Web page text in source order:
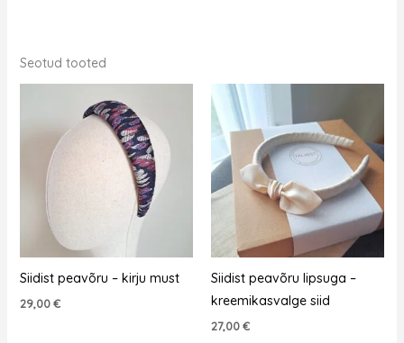
Seotud tooted
Siidist peavõru – kirju must
29,00€
Siidist peavõru lipsuga –
kreemikasvalge siid
27,00€